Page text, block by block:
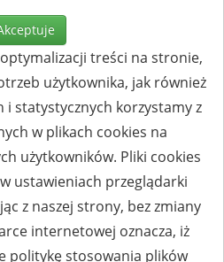
treści na stronie,
użytkownika, jak również
i statystycznych korzystamy z
w plikach cookies na
użytkowników. Pliki cookies
ustawieniach przeglądarki
z naszej strony, bez zmiany
internetowej oznacza, iż
politykę stosowania plików